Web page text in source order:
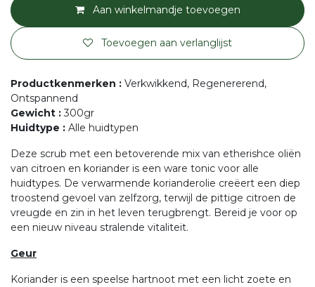
Aan winkelmandje toevoegen
Toevoegen aan verlanglijst
Productkenmerken : Verkwikkend, Regenererend,
Ontspannend
Gewicht : 300gr
Huidtype : Alle huidtypen
Deze scrub met een betoverende mix van etherishce oliën
van citroen en koriander is een ware tonic voor alle
huidtypes. De verwarmende korianderolie creëert een diep
troostend gevoel van zelfzorg, terwijl de pittige citroen de
vreugde en zin in het leven terugbrengt. Bereid je voor op
een nieuw niveau stralende vitaliteit.
Geur
Koriander is een speelse hartnoot met een licht zoete en